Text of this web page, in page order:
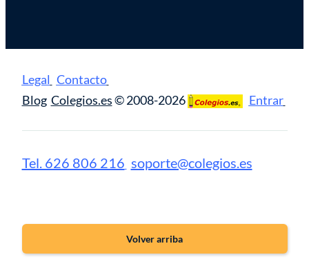
Legal Contacto
Blog Colegios.es© 2008-2026 Entrar
Tel. 626 806 216 soporte@colegios.es
Volver arriba